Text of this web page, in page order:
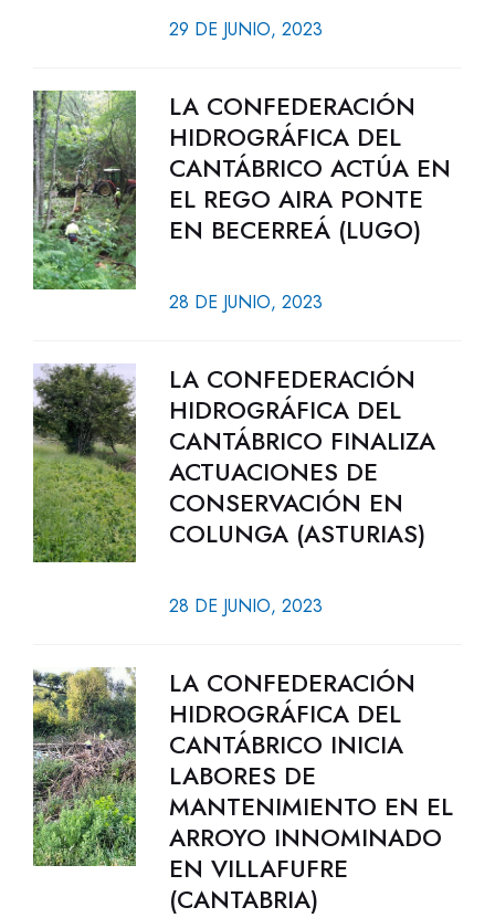
29 DE JUNIO, 2023
LA CONFEDERACIÓN
HIDROGRÁFICA DEL
CANTÁBRICO ACTÚA EN
EL REGO AIRA PONTE
EN BECERREÁ (LUGO)
28 DE JUNIO, 2023
LA CONFEDERACIÓN
HIDROGRÁFICA DEL
CANTÁBRICO FINALIZA
ACTUACIONES DE
CONSERVACIÓN EN
COLUNGA (ASTURIAS)
28 DE JUNIO, 2023
LA CONFEDERACIÓN
HIDROGRÁFICA DEL
CANTÁBRICO INICIA
LABORES DE
MANTENIMIENTO EN EL
ARROYO INNOMINADO
EN VILLAFUFRE
(CANTABRIA)